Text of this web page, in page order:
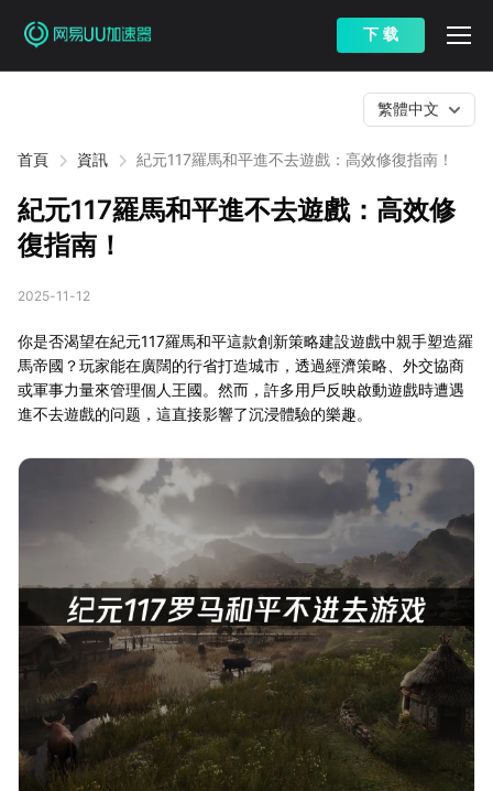
下 载
首頁 資訊 紀元117羅馬和平進不去遊戲：高效修復指南！
繁體中文
紀元117羅馬和平進不去遊戲：高效修
復指南！
2025-11-12
你是否渴望在紀元117羅馬和平這款創新策略建設遊戲中親手塑造羅
馬帝國？玩家能在廣闊的行省打造城市，透過經濟策略、外交協商
或軍事力量來管理個人王國。然而，許多用戶反映啟動遊戲時遭遇
進不去遊戲的问题，這直接影響了沉浸體驗的樂趣。